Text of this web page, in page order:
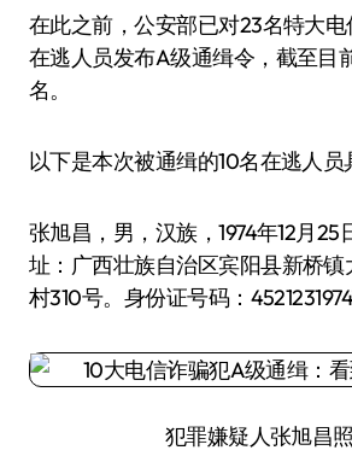
在此之前，公安部已对23名特大
在逃人员发布A级通缉令，截至目
名。
以下是本次被通缉的10名在逃人员
张旭昌，男，汉族，1974年12月
址：广西壮族自治区宾阳县新桥
村310号。身份证号码：
犯罪嫌疑人张旭昌